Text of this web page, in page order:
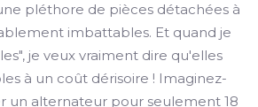
pléthore de pièces détachées à
imbattables. Et quand je
je veux vraiment dire qu'elles
à un coût dérisoire ! Imaginez-
un alternateur pour seulement 18